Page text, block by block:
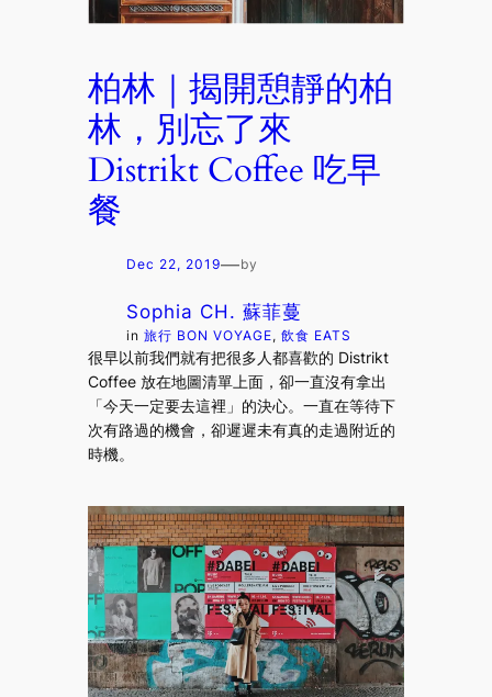
柏林｜揭開憩靜的柏
林，別忘了來
Distrikt Coffee 吃早
餐
Dec 22, 2019—by
Sophia CH. 蘇菲蔓
in旅行 BON VOYAGE, 飲食 EATS
很早以前我們就有把很多人都喜歡的 Distrikt
Coffee 放在地圖清單上面，卻一直沒有拿出
「今天一定要去這裡」的決心。一直在等待下
次有路過的機會，卻遲遲未有真的走過附近的
時機。